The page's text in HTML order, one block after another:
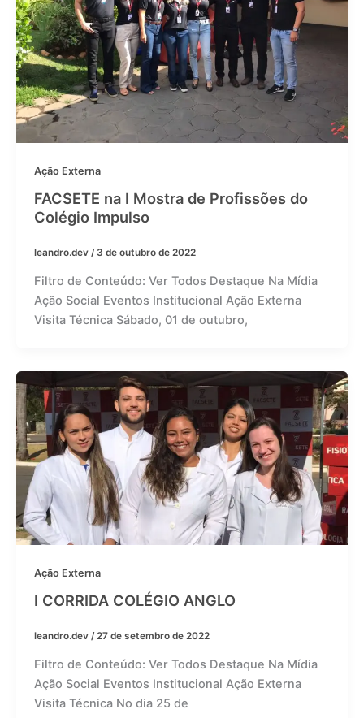
Ação Externa
FACSETE na I Mostra de Profissões do
Colégio Impulso
leandro.dev / 3 de outubro de 2022
Filtro de Conteúdo: Ver Todos Destaque Na Mídia
Ação Social Eventos Institucional Ação Externa
Visita Técnica Sábado, 01 de outubro,
Ação Externa
I CORRIDA COLÉGIO ANGLO
leandro.dev /27 de setembro de 2022
Filtro de Conteúdo: Ver Todos Destaque Na Mídia
Ação Social Eventos Institucional Ação Externa
Visita Técnica No dia 25 de